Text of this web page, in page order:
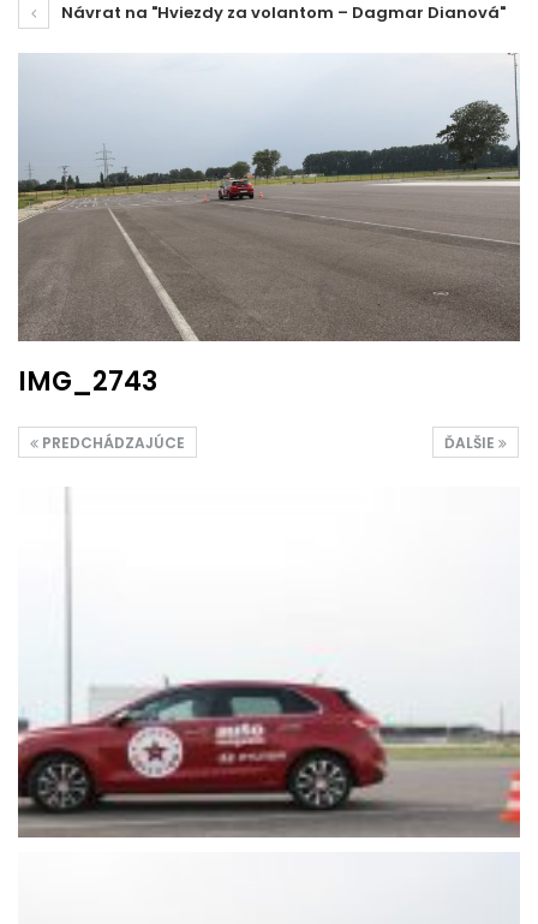
Návrat na "Hviezdy za volantom – Dagmar Dianová"
IMG_2743
ĎALŠIE
PREDCHÁDZAJÚCE